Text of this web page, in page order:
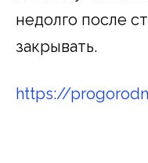
недолго после
закрывать.
https://